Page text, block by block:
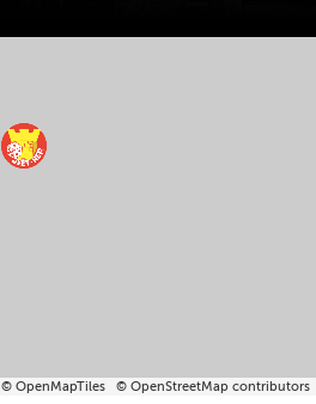
© OpenMapTiles © OpenStreetMap contributors